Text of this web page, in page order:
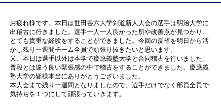
お疲れ様です。本日は世田谷六大学剣道新人大会の選手は明治大学に
出稽古に行きました。選手一人一人良かった所や改善点が見つかり、
とても貴重な経験をすることができました。今回の反省を明日から活
かし残り一週間チーム全員で頑張り抜きたいと思います。
又、本日は選手以外は本学で慶應義塾大学と合同稽古を行いました。
普段とは違う良い緊張感の中で稽古をすることができました。慶應義
塾大学の皆様本当にありがとうございました。
本大会まで残り一週間となりましたので、選手だけでなく部員全員で
気持ちを１つにして頑張っていきます。